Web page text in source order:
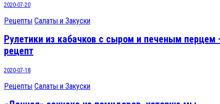
2020-07-20
Рецепты Салаты и Закуски
Рулетики из кабачков с сыром и печеным перцем
рецепт
2020-07-18
Рецепты Салаты и Закуски